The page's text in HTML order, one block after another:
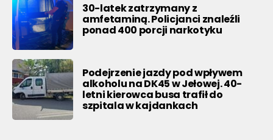
30-latek zatrzymany z
amfetaminą. Policjanci znaleźli
ponad 400 porcji narkotyku
Podejrzenie jazdy pod wpływem
alkoholu na DK45 w Jełowej. 40-
letni kierowca busa trafił do
szpitala w kajdankach